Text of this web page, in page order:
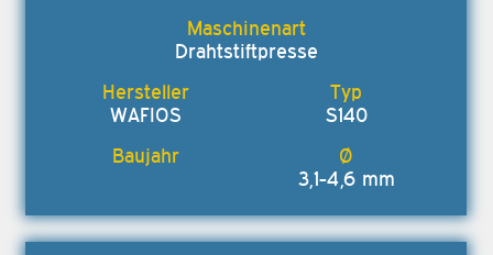
Drahtstiftpresse
WAFIOS S140
3,1-4,6 mm